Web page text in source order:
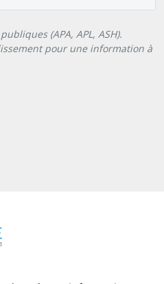
(APA, APL, ASH).
pour une information à